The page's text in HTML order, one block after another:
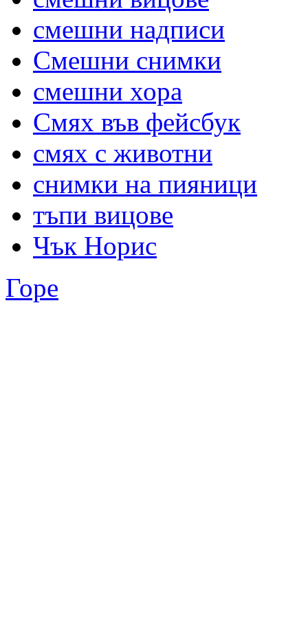
смешни надписи
Смешни снимки
смешни хора
Смях във фейсбук
смях с животни
снимки на пияници
тъпи вицове
Чък Норис
Горе